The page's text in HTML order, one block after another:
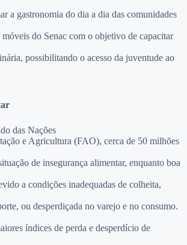
a gastronomia do dia a dia das comunidades
do Senac com o objetivo de capacitar
possibilitando o acesso da juventude ao
das Nações
e Agricultura (FAO), cerca de 50 milhões
de insegurança alimentar, enquanto boa
a condições inadequadas de colheita,
ou desperdiçada no varejo e no consumo.
índices de perda e desperdício de